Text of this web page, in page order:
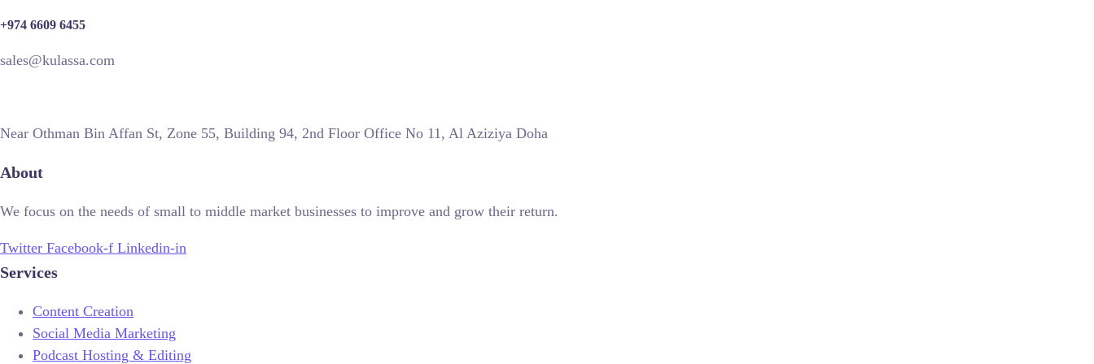
+974 6609 6455
sales@kulassa.com
Near Othman Bin Affan St, Zone 55, Building 94, 2nd Floor Office No 11, Al Aziziya Doha
About
We focus on the needs of small to middle market businesses to improve and grow their return.
Twitter Facebook-f Linkedin-in
Services
Content Creation
Social Media Marketing
Podcast Hosting & Editing